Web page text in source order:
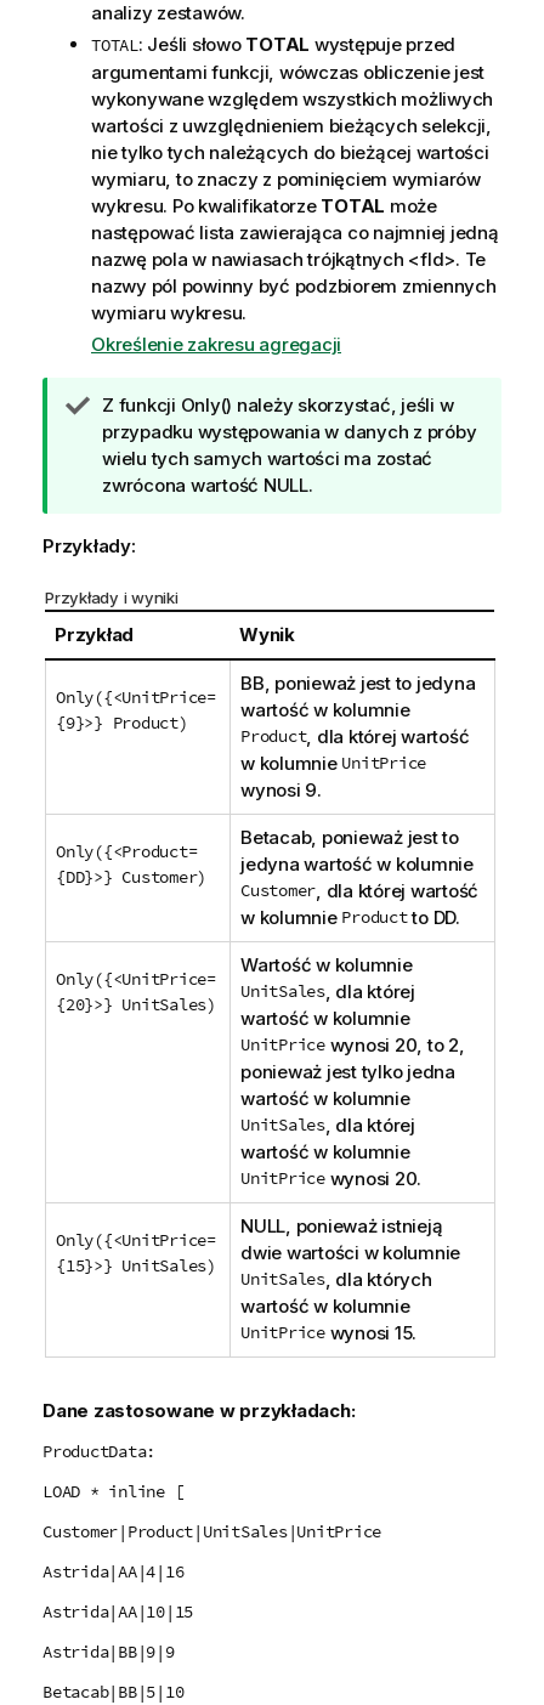
analizy zestawów.
TOTAL: Jeśli słowo TOTAL występuje przed
argumentami funkcji, wówczas obliczenie jest
wykonywane względem wszystkich możliwych
wartości z uwzględnieniem bieżących selekcji,
nie tylko tych należących do bieżącej wartości
wymiaru, to znaczy z pominięciem wymiarów
wykresu. Po kwalifikatorze TOTAL może
następować lista zawierająca co najmniej jedną
nazwę pola w nawiasach trójkątnych <fld>. Te
nazwy pól powinny być podzbiorem zmiennych
wymiaru wykresu.
Określenie zakresu agregacji
W
s
k
a
ó
k
a
Z funkcji Only() należy skorzystać, jeśli w
przypadku występowania w danych z próby
wielu tych samych wartości ma zostać
zwrócona wartość NULL.
Przykłady:
Przykłady i wyniki
Przykład Wynik
Only({<UnitPrice=
{9}>} Product)
BB , ponieważ jest to jedyna
wartość w kolumnie
Product, dla której wartość
w kolumnie UnitPrice
wynosi 9.
Only({<Product=
{DD}>} Customer)
Betacab, ponieważ jest to
jedyna wartość w kolumnie
Customer , dla której wartość
w kolumnie Productto DD.
Only({<UnitPrice=
{20}>} UnitSales)
Wartość w kolumnie
UnitSales, dla której
wartość w kolumnie
UnitPricewynosi 20, to 2,
ponieważ jest tylko jedna
wartość w kolumnie
UnitSales, dla której
wartość w kolumnie
UnitPricewynosi 20.
Only({<UnitPrice=
{15}>} UnitSales)
NULL , ponieważ istnieją
dwie wartości w kolumnie
UnitSales, dla których
wartość w kolumnie
UnitPricewynosi 15.
Dane zastosowane w przykładach:
ProductData:
LOAD * inline [
Customer|Product|UnitSales|UnitPrice
Astrida|AA|4|16
Astrida|AA|10|15
Astrida|BB|9|9
Betacab|BB|5|10